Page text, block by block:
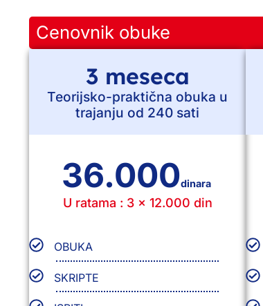
Cenovnik obuke
3 meseca
Teorijsko-praktična obuka u
trajanju od 240 sati
36.000dinara
U ratama : 3 x 12.000 din
OBUKA
SKRIPTE